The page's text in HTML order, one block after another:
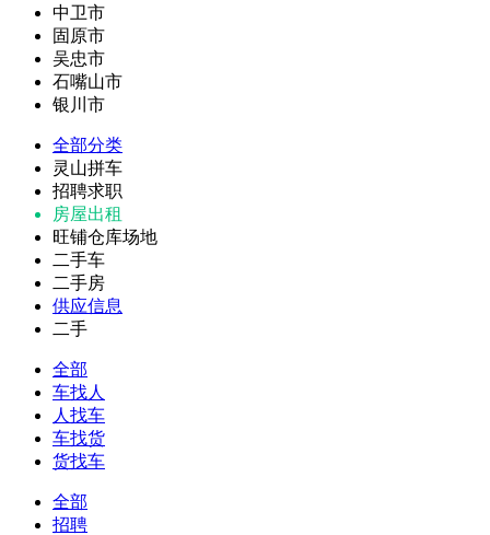
中卫市
固原市
吴忠市
石嘴山市
银川市
全部分类
灵山拼车
招聘求职
房屋出租
旺铺仓库场地
二手车
二手房
供应信息
二手
全部
车找人
人找车
车找货
货找车
全部
招聘